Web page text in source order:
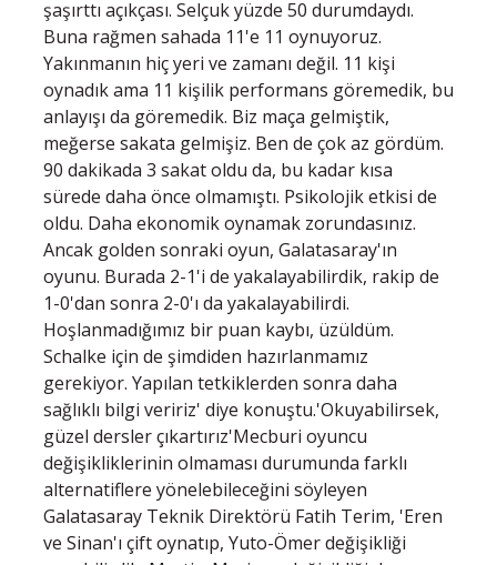
şaşırttı açıkçası. Selçuk yüzde 50 durumdaydı.
Buna rağmen sahada 11'e 11 oynuyoruz.
Yakınmanın hiç yeri ve zamanı değil. 11 kişi
oynadık ama 11 kişilik performans göremedik, bu
anlayışı da göremedik. Biz maça gelmiştik,
meğerse sakata gelmişiz. Ben de çok az gördüm.
90 dakikada 3 sakat oldu da, bu kadar kısa
sürede daha önce olmamıştı. Psikolojik etkisi de
oldu. Daha ekonomik oynamak zorundasınız.
Ancak golden sonraki oyun, Galatasaray'ın
oyunu. Burada 2-1'i de yakalayabilirdik, rakip de
1-0'dan sonra 2-0'ı da yakalayabilirdi.
Hoşlanmadığımız bir puan kaybı, üzüldüm.
Schalke için de şimdiden hazırlanmamız
gerekiyor. Yapılan tetkiklerden sonra daha
sağlıklı bilgi veririz' diye konuştu.'Okuyabilirsek,
güzel dersler çıkartırız'Mecburi oyuncu
değişikliklerinin olmaması durumunda farklı
alternatiflere yönelebileceğini söyleyen
Galatasaray Teknik Direktörü Fatih Terim, 'Eren
ve Sinan'ı çift oynatıp, Yuto-Ömer değişikliği